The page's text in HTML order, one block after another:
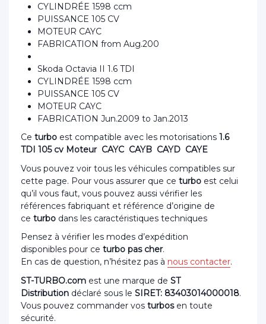
CYLINDRÉE 1598 ccm
PUISSANCE 105 CV
MOTEUR CAYC
FABRICATION from Aug.200
Skoda Octavia II 1.6 TDI
CYLINDRÉE 1598 ccm
PUISSANCE 105 CV
MOTEUR CAYC
FABRICATION Jun.2009 to Jan.2013
Ce turbo est compatible avec les motorisations 1.6
TDI 105 cv Moteur CAYC CAYB CAYD CAYE
Vous pouvez voir tous les véhicules compatibles sur
cette page. Pour vous assurer que ce turbo est celui
qu’il vous faut, vous pouvez aussi vérifier les
références fabriquant et référence d’origine de
ce turbo dans les caractéristiques techniques
Pensez à vérifier les modes d’expédition
disponibles pour ce turbo pas cher.
En cas de question, n’hésitez pas à nous contacter.
ST-TURBO.com est une marque de ST
Distribution déclaré sous le SIRET: 83403014000018.
Vous pouvez commander vos turbosen toute
sécurité.